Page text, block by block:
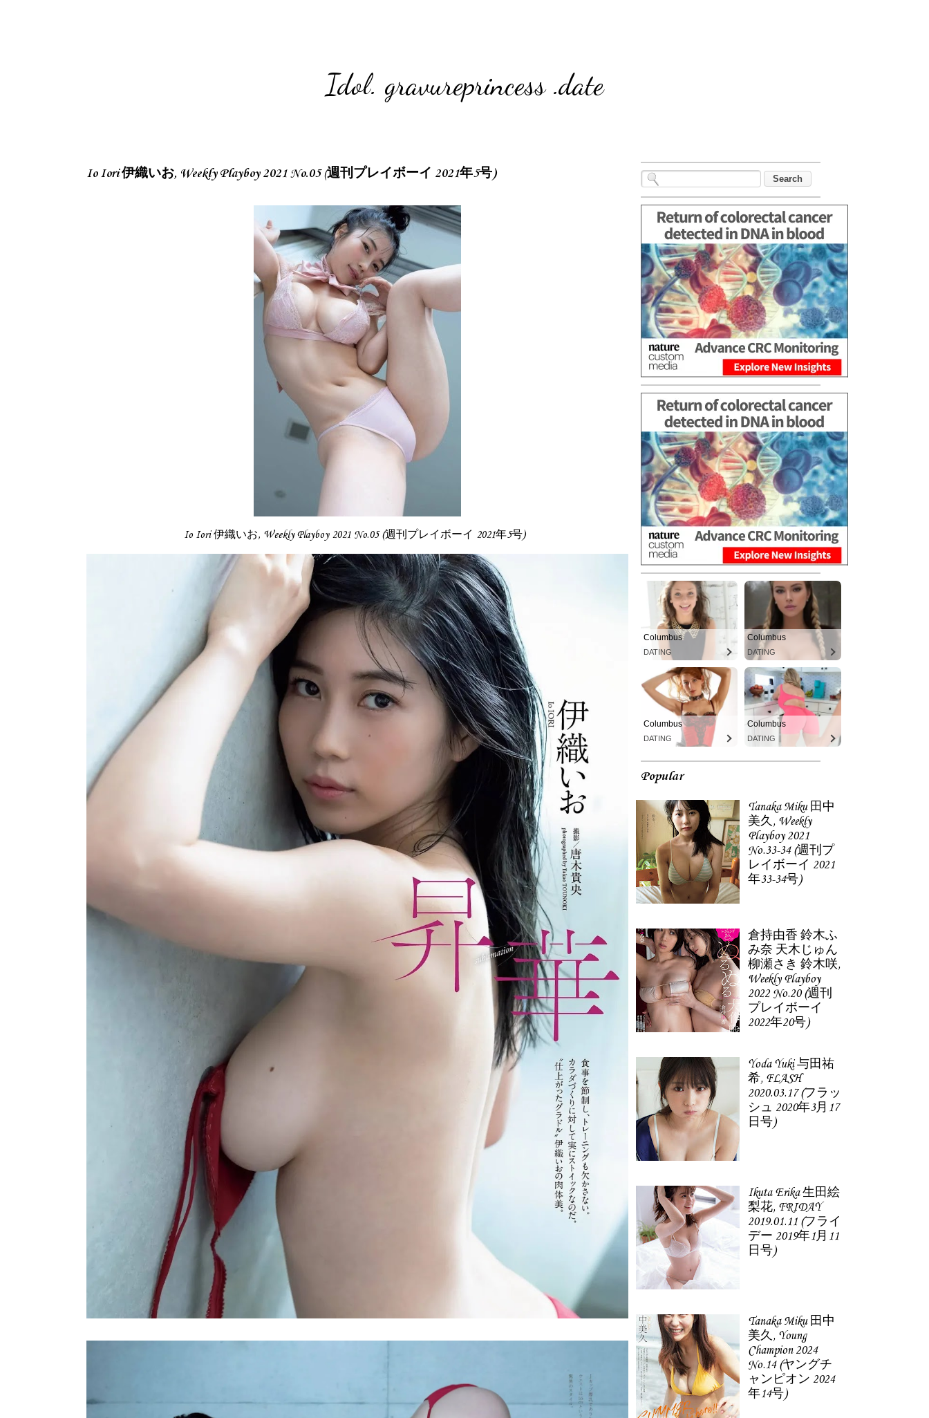
Idol. gravureprincess .date
Io Iori 伊織いお, Weekly Playboy 2021 No.05 (週刊プレイボーイ 2021年5号)
Io Iori 伊織いお, Weekly Playboy 2021 No.05 (週刊プレイボーイ 2021年5号)
Columbus
DATING
Columbus
DATING
Columbus
DATING
Columbus
DATING
Popular
Tanaka Miku 田中
美久, Weekly
Playboy 2021
No.33-34 (週刊プ
レイボーイ 2021
年33-34号)
倉持由香 鈴木ふ
み奈 天木じゅん
柳瀬さき 鈴木咲,
Weekly Playboy
2022 No.20 (週刊
プレイボーイ
2022年20号)
Yoda Yuki 与田祐
希, FLASH
2020.03.17 (フラッ
シュ 2020年3月17
日号)
Ikuta Erika 生田絵
梨花, FRIDAY
2019.01.11 (フライ
デー 2019年1月11
日号)
Tanaka Miku 田中
美久, Young
Champion 2024
No.14 (ヤングチ
ャンピオン 2024
年14号)